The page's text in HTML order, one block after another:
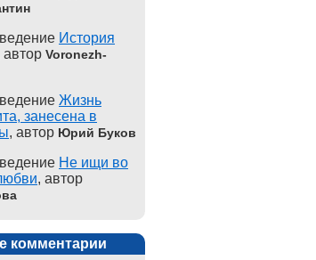
История
автор Voronezh-
Жизнь
занесена в
, автор Юрий Буков
Не ищи во
, автор
комментарии